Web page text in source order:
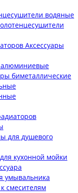
водяные
Аксессуары
алюминиевые
биметаллические
для душевого
кухонной мойки
умывальника
смесителям